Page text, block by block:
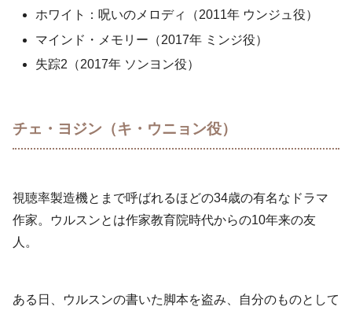
ホワイト：呪いのメロディ（2011年 ウンジュ役）
マインド・メモリー（2017年 ミンジ役）
失踪2（2017年 ソンヨン役）
チェ・ヨジン（キ・ウニョン役）
視聴率製造機とまで呼ばれるほどの34歳の有名なドラマ
作家。ウルスンとは作家教育院時代からの10年来の友
人。
ある日、ウルスンの書いた脚本を盗み、自分のものとして